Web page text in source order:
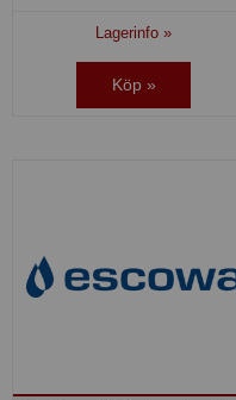
Lagerinfo »
Köp »